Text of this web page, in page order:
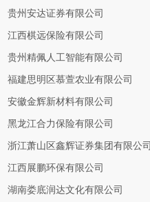
贵州安达证券有限公司
江西棋远保险有限公司
贵州精佩人工智能有限公司
福建思明区慕萱农业有限公司
安徽金辉新材料有限公司
黑龙江合力保险有限公司
浙江萧山区鑫辉证券集团有限公司
江西展鹏环保有限公司
湖南娄底润达文化有限公司